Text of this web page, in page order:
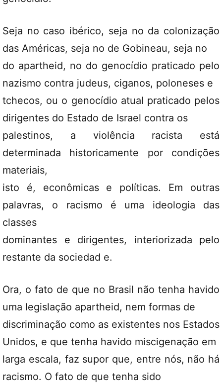
Seja no caso ibérico, seja no da colonização
das Américas, seja no de Gobineau, seja no
do apartheid, no do genocídio praticado pelo
nazismo contra judeus, ciganos, poloneses e
tchecos, ou o genocídio atual praticado pelos
dirigentes do Estado de Israel contra os
palestinos, a violência racista está
determinada historicamente por condições
materiais,
isto é, econômicas e políticas. Em outras
palavras, o racismo é uma ideologia das
classes
dominantes e dirigentes, interiorizada pelo
restante da sociedad e.
Ora, o fato de que no Brasil não tenha havido
uma legislação apartheid, nem formas de
discriminação como as existentes nos Estados
Unidos, e que tenha havido miscigenação em
larga escala, faz supor que, entre nós, não há
racismo. O fato de que tenha sido